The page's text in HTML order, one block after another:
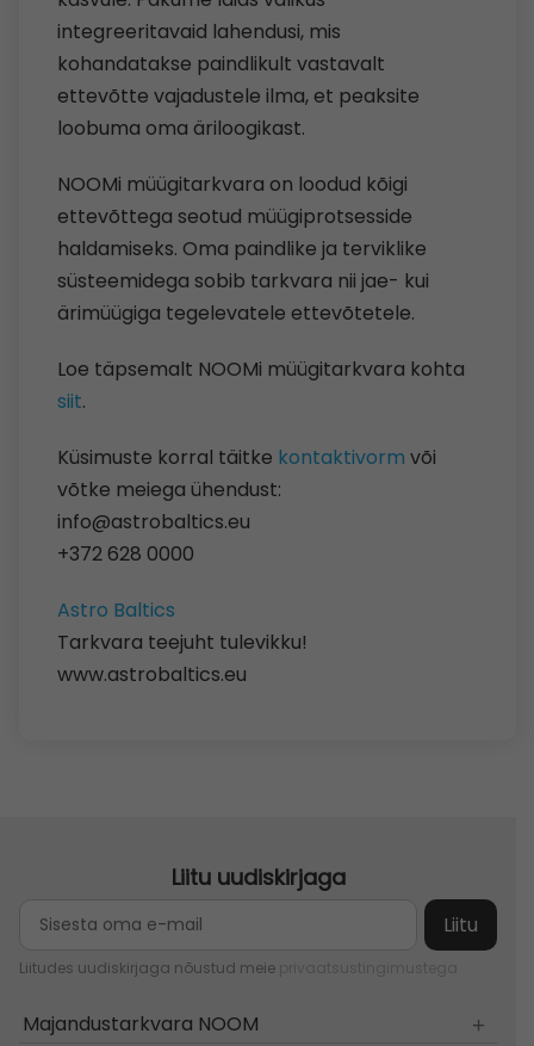
integreeritavaid lahendusi, mis
kohandatakse paindlikult vastavalt
ettevõtte vajadustele ilma, et peaksite
loobuma oma äriloogikast.
NOOMi müügitarkvara on loodud kõigi
ettevõttega seotud müügiprotsesside
haldamiseks. Oma paindlike ja terviklike
süsteemidega sobib tarkvara nii jae- kui
ärimüügiga tegelevatele ettevõtetele.
Loe täpsemalt NOOMi müügitarkvara kohta
siit.
Küsimuste korral täitke kontaktivorm või
võtke meiega ühendust:
info@astrobaltics.eu
+372 628 0000
Astro Baltics
Tarkvara teejuht tulevikku!
www.astrobaltics.eu
Liitu uudiskirjaga
Liitudes uudiskirjaga nõustud meie
Majandustarkvara NOOM